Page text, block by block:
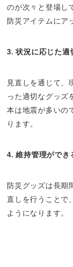
のが次々と登場し
防災アイテムにア
3. 状況に応じた適
見直しを通じて、
った適切なグッズ
本は地震が多いの
ります。
4. 維持管理ができ
防災グッズは長期
直しを行うことで
ようになります。